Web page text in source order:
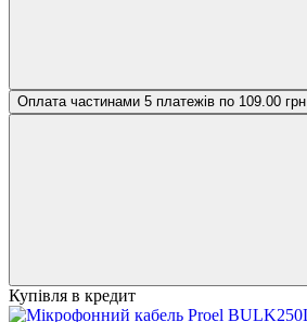
Оплата частинами 5 платежів по 109.00 грн
Купівля в кредит